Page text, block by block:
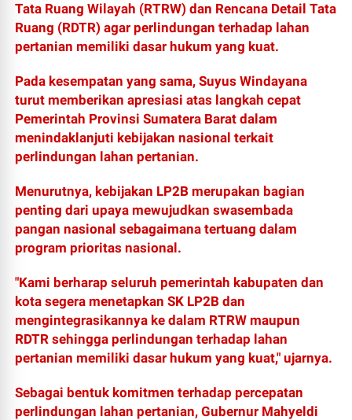
Tata Ruang Wilayah (RTRW) dan Rencana Detail Tata
Ruang (RDTR) agar perlindungan terhadap lahan
pertanian memiliki dasar hukum yang kuat.
Pada kesempatan yang sama, Suyus Windayana
turut memberikan apresiasi atas langkah cepat
Pemerintah Provinsi Sumatera Barat dalam
menindaklanjuti kebijakan nasional terkait
perlindungan lahan pertanian.
Menurutnya, kebijakan LP2B merupakan bagian
penting dari upaya mewujudkan swasembada
pangan nasional sebagaimana tertuang dalam
program prioritas nasional.
"Kami berharap seluruh pemerintah kabupaten dan
kota segera menetapkan SK LP2B dan
mengintegrasikannya ke dalam RTRW maupun
RDTR sehingga perlindungan terhadap lahan
pertanian memiliki dasar hukum yang kuat," ujarnya.
Sebagai bentuk komitmen terhadap percepatan
perlindungan lahan pertanian, Gubernur Mahyeldi